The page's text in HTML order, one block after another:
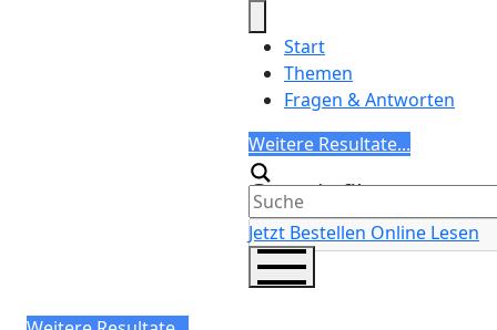
Start
Themen
Fragen & Antworten
Search
Weitere Resultate...
Generic filters
Jetzt Bestellen Online Lesen